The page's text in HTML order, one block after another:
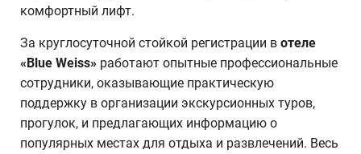
комфортный лифт.
За круглосуточной стойкой регистрации в отеле
«Blue Weiss» работают опытные профессиональные
сотрудники, оказывающие практическую
поддержку в организации экскурсионных туров,
прогулок, и предлагающих информацию о
популярных местах для отдыха и развлечений. Весь